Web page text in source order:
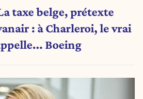
taxe belge, prétexte
: à Charleroi, le vrai
Boeing